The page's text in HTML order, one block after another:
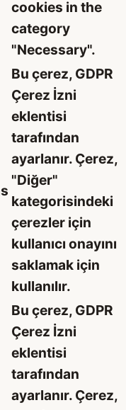
cookies in the
category
"Necessary".
Bu çerez, GDPR
Çerez İzni
eklentisi
tarafından
ayarlanır. Çerez,
"Diğer"
kategorisindeki
çerezler için
kullanıcı onayını
saklamak için
kullanılır.
Bu çerez, GDPR
Çerez İzni
eklentisi
tarafından
ayarlanır. Çerez,